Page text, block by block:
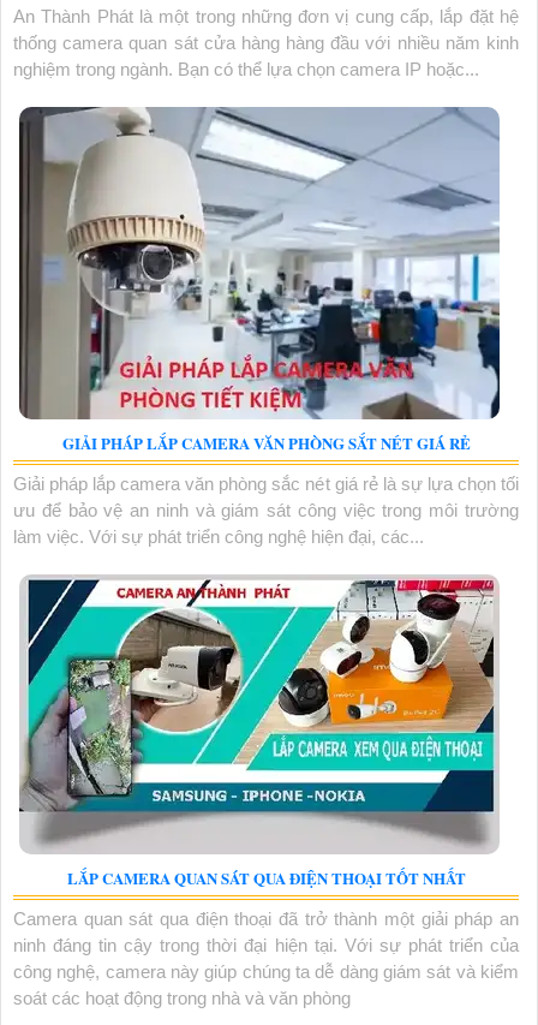
An Thành Phát là một trong những đơn vị cung cấp, lắp đặt hệ
thống camera quan sát cửa hàng hàng đầu với nhiều năm kinh
nghiệm trong ngành. Bạn có thể lựa chọn camera IP hoặc...
GIẢI PHÁP LẮP CAMERA VĂN PHÒNG SẮT NÉT GIÁ RẺ
Giải pháp lắp camera văn phòng sắc nét giá rẻ là sự lựa chọn tối
ưu để bảo vệ an ninh và giám sát công việc trong môi trường
làm việc. Với sự phát triển công nghệ hiện đại, các...
LẮP CAMERA QUAN SÁT QUA ĐIỆN THOẠI TỐT NHẤT
Camera quan sát qua điện thoại đã trở thành một giải pháp an
ninh đáng tin cậy trong thời đại hiện tại. Với sự phát triển của
công nghệ, camera này giúp chúng ta dễ dàng giám sát và kiểm
soát các hoạt động trong nhà và văn phòng